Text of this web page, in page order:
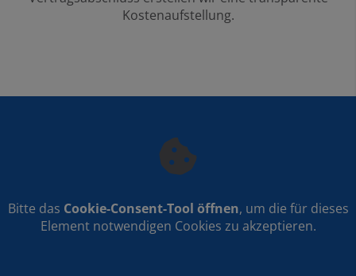
Kostenaufstellung.
Bitte das Cookie-Consent-Tool öffnen, um die für dieses
Element notwendigen Cookies zu akzeptieren.